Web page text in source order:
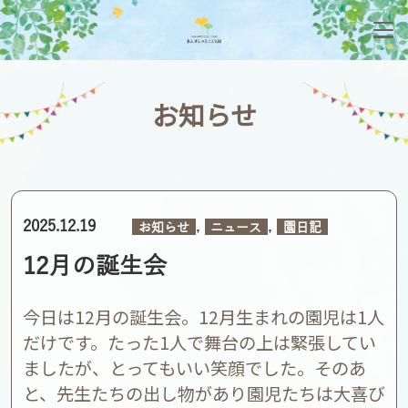
お知らせ
2025.12.19 お知らせ , ニュース , 園日記
12月の誕生会
今日は12月の誕生会。12月生まれの園児は1人
だけです。たった1人で舞台の上は緊張してい
ましたが、とってもいい笑顔でした。そのあ
と、先生たちの出し物があり園児たちは大喜び